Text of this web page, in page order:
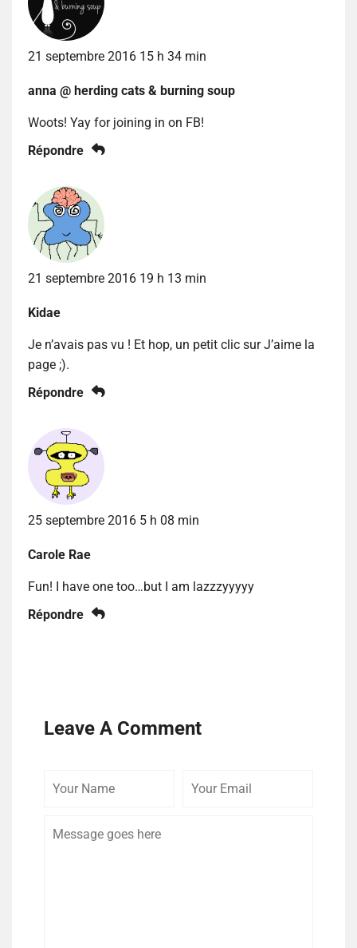
21 septembre 2016 15 h 34 min
anna @ herding cats & burning soup
Woots! Yay for joining in on FB!
Répondre
21 septembre 2016 19 h 13 min
Kidae
Je n’avais pas vu ! Et hop, un petit clic sur J’aime la
page ;).
Répondre
25 septembre 2016 5 h 08 min
Carole Rae
Fun! I have one too…but I am lazzzyyyyy
Répondre
Leave A Comment